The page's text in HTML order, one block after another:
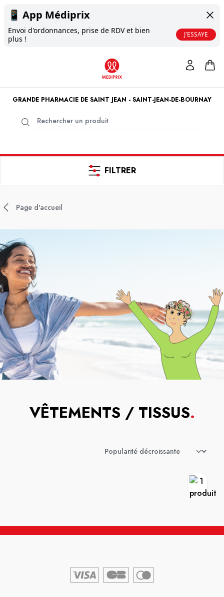
📱 App Médiprix
Envoi d'ordonnances, prise de RDV et bien
plus !
J'ESSAYE
GRANDE PHARMACIE DE SAINT JEAN - SAINT-JEAN-DE-BOURNAY
FILTRER
Page d'accueil
VÊTEMENTS / TISSUS.